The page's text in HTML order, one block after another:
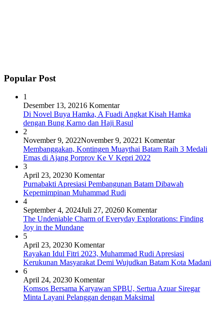
Popular Post
1
Desember 13, 20216 Komentar
Di Novel Buya Hamka, A Fuadi Angkat Kisah Hamka
dengan Bung Karno dan Haji Rasul
2
November 9, 2022November 9, 20221 Komentar
Membanggakan, Kontingen Muaythai Batam Raih 3 Medali
Emas di Ajang Porprov Ke V Kepri 2022
3
April 23, 20230 Komentar
Purnabakti Apresiasi Pembangunan Batam Dibawah
Kepemimpinan Muhammad Rudi
4
September 4, 2024Juli 27, 20260 Komentar
The Undeniable Charm of Everyday Explorations: Finding
Joy in the Mundane
5
April 23, 20230 Komentar
Rayakan Idul Fitri 2023, Muhammad Rudi Apresiasi
Kerukunan Masyarakat Demi Wujudkan Batam Kota Madani
6
April 24, 20230 Komentar
Komsos Bersama Karyawan SPBU, Sertua Azuar Siregar
Minta Layani Pelanggan dengan Maksimal